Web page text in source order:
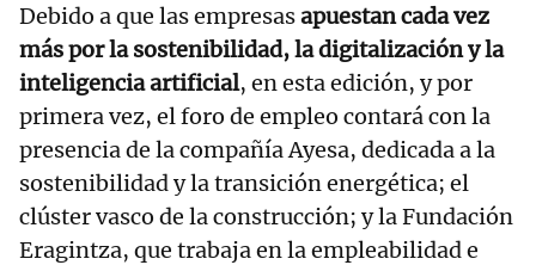
Debido a que las empresasapuestan cada vez
más por la sostenibilidad, la digitalización y la
inteligencia artificial, en esta edición, y por
primera vez, el foro de empleo contará con la
presencia de la compañía Ayesa, dedicada a la
sostenibilidad y la transición energética; el
clúster vasco de la construcción; y la Fundación
Eragintza, que trabaja en la empleabilidad e